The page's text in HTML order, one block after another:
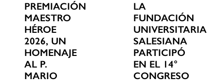
PREMIACIÓN
MAESTRO
HÉROE
2026, UN
HOMENAJE
AL P.
MARIO
LA
FUNDACIÓN
UNIVERSITARIA
SALESIANA
PARTICIPÓ
EN EL 14°
CONGRESO